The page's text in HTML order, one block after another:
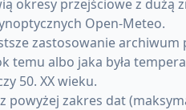
okresy przejściowe z dużą
Open-Meteo.
zastosowanie
temu albo jaka była
50. XX wieku.
powyżej zakres dat